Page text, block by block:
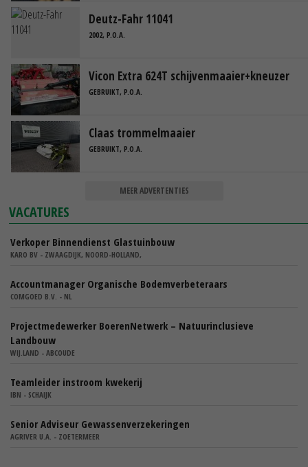
Deutz-Fahr 11041
2002, P.O.A.
Vicon Extra 624T schijvenmaaier+kneuzer
GEBRUIKT, P.O.A.
Claas trommelmaaier
GEBRUIKT, P.O.A.
MEER ADVERTENTIES
VACATURES
Verkoper Binnendienst Glastuinbouw
KARO BV - ZWAAGDIJK, NOORD-HOLLAND,
Accountmanager Organische Bodemverbeteraars
COMGOED B.V. - NL
Projectmedewerker BoerenNetwerk – Natuurinclusieve
Landbouw
WIJ.LAND - ABCOUDE
Teamleider instroom kwekerij
IBN - SCHAIJK
Senior Adviseur Gewassenverzekeringen
AGRIVER U.A. - ZOETERMEER